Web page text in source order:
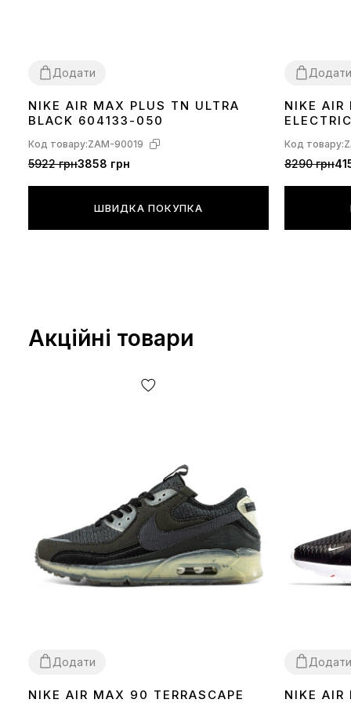
Додати
3637 38 39 404142 434445
NIKE AIR MAX PLUS TN ULTRA
BLACK 604133-050
Код товару:ZAM-90019
5922 грн3858 грн
ШВИДКА ПОКУПКА
Додати
3637 38 39
NIKE AIR
Код товару:
8290 грн
Акційні товари
Додати
NIKE AIR MAX 90 TERRASCAPE
Додати
NIKE AIR